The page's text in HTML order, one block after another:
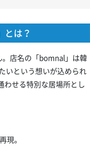
とは？
店名の「bomnal」は韓
いという想いが込められ
わせる特別な居場所とし
現。